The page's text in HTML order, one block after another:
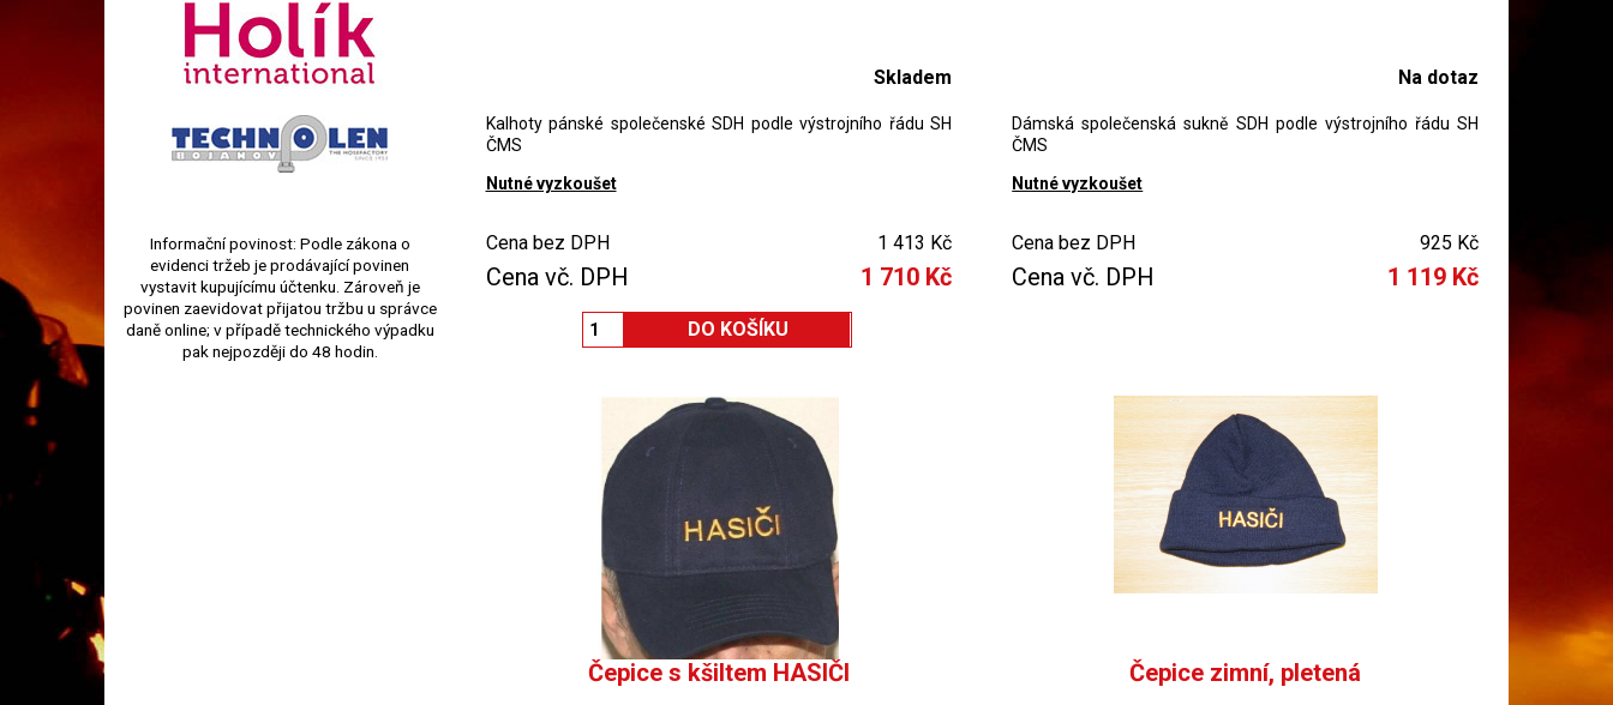
Informační povinost: Podle zákona o
evidenci tržeb je prodávající povinen
vystavit kupujícímu účtenku. Zároveň je
povinen zaevidovat přijatou tržbu u správce
daně online; v případě technického výpadku
pak nejpozději do 48 hodin.
Skladem
Kalhoty pánské společenské SDH podle výstrojního řádu SH
ČMS
Nutné vyzkoušet
Cena bez DPH 1 413 Kč
Cena vč. DPH 1 710 Kč
Na dotaz
Dámská společenská sukně SDH podle výstrojního řádu SH
ČMS
Nutné vyzkoušet
Cena bez DPH 925 Kč
Cena vč. DPH 1 119 Kč
Čepice s kšiltem HASIČI Čepice zimní, pletená